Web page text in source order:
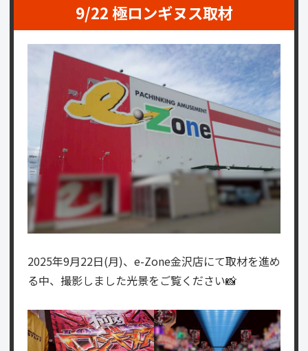
9/22 極ロンギヌス取材
2025年9月22日(月)、e-Zone金沢店にて取材を進め
る中、撮影しました光景をご覧ください📸